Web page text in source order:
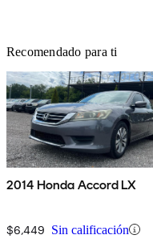
Recomendado para ti
2014 Honda Accord LX
$6,449 Sin calificación